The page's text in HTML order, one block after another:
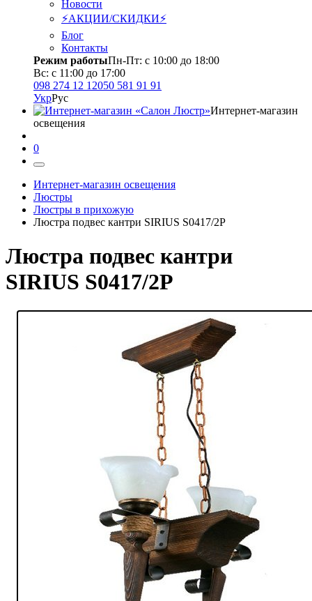
Новости
⚡АКЦИИ/СКИДКИ⚡
Блог
Контакты
Режим работыПн-Пт: с 10:00 до 18:00
Вс: с 11:00 до 17:00
098 274 12 12050 581 91 91
УкрРус
Интернет-магазин
освещения
0
Интернет-магазин освещения
Люстры
Люстры в прихожую
Люстра подвес кантри SIRIUS S0417/2P
Люстра подвес кантри
SIRIUS S0417/2P